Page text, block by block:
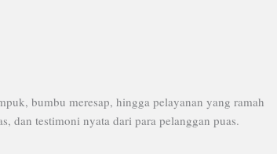
bumbu meresap, hingga pelayanan yang ramah
dan testimoni nyata dari para pelanggan puas.